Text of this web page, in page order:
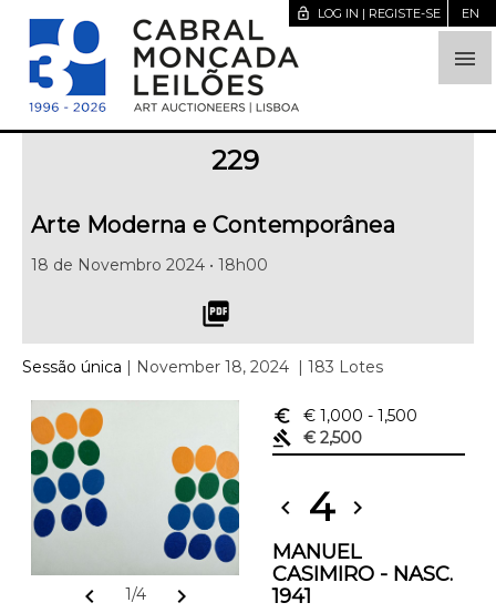

lock_open LOG IN | REGISTE-SE EN
229
Arte Moderna e Contemporânea
18 de Novembro 2024 • 18h00
picture_as_pdf
Sessão única | November 18, 2024 | 183 Lotes
chevron_left 1/4 chevron_right
euro_symbol € 1,000 - 1,500
gavel
€ 2,500
chevron_left 4 chevron_right
MANUEL
CASIMIRO - NASC.
1941